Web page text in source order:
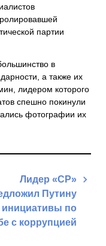
партии
в
а также их
лидером которого
спешно покинули
фотографии их
Лидер «СР»
Путину
инициативы по
с коррупцией